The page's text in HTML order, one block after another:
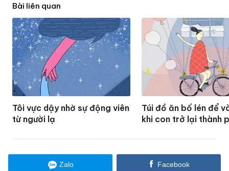
Bài liên quan
Tôi vực dậy nhờ sự động viên
từ người lạ
Túi đồ ăn bố lén để
khi con trở lại thành
Zalo Facebook